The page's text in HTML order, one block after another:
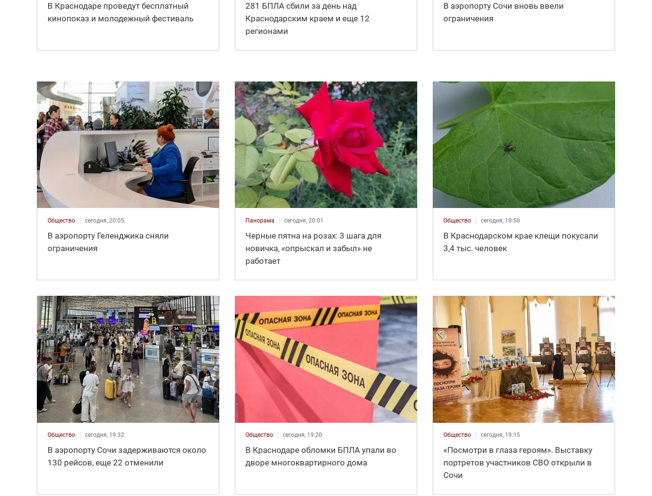
В Краснодаре проведут бесплатный
кинопоказ и молодежный фестиваль
281 БПЛА сбили за день над
Краснодарским краем и еще 12
регионами
В аэропорту Сочи вновь ввели
ограничения
Общество сегодня, 20:05
В аэропорту Геленджика сняли
ограничения
Панорама сегодня, 20:01
Черные пятна на розах: 3 шага для
новичка, «опрыскал и забыл» не
работает
Общество сегодня, 19:50
В Краснодарском крае клещи покусали
3,4 тыс. человек
Общество сегодня, 19:32
В аэропорту Сочи задерживаются около
130 рейсов, еще 22 отменили
Общество сегодня, 19:20
В Краснодаре обломки БПЛА упали во
дворе многоквартирного дома
Общество сегодня, 19:15
«Посмотри в глаза героям». Выставку
портретов участников СВО открыли в
Сочи